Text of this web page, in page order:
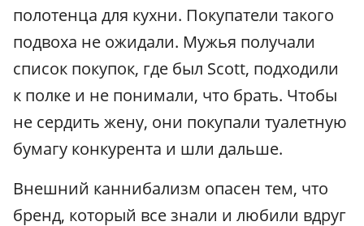
полотенца для кухни. Покупатели такого
подвоха не ожидали. Мужья получали
список покупок, где был Scott, подходили
к полке и не понимали, что брать. Чтобы
не сердить жену, они покупали туалетную
бумагу конкурента и шли дальше.
Внешний каннибализм опасен тем, что
бренд, который все знали и любили вдруг